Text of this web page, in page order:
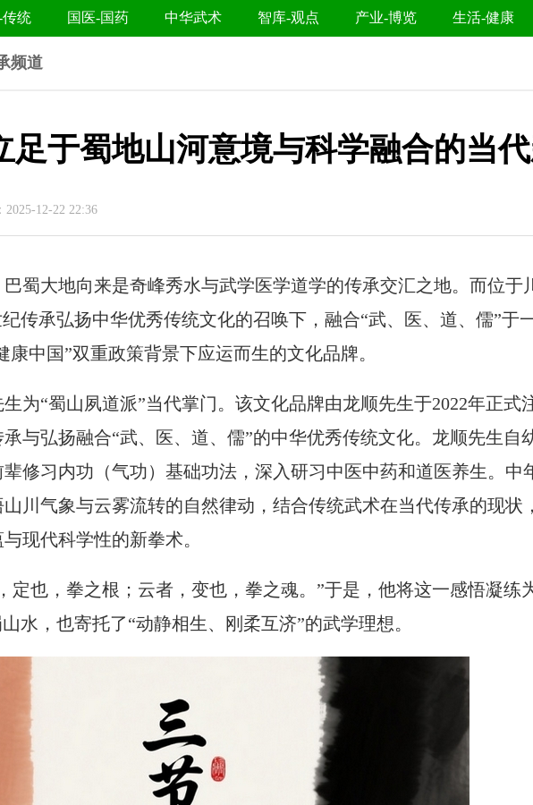
统 国医-国药 中华武术 智库-观点 产业-博览 生活-健康
频道
足于蜀地山河意境与科学融合的当
12-22 22:36
蜀大地向来是奇峰秀水与武学医学道学的传承交汇之地。而位于
传承弘扬中华优秀传统文化的召唤下，融合“武、医、道、儒”于
康中国”双重政策背景下应运而生的文化品牌。
生为“蜀山夙道派”当代掌门。该文化品牌由龙顺先生于2022年正式
与弘扬融合“武、医、道、儒”的中华优秀传统文化。龙顺先生自
修习内功（气功）基础功法，深入研习中医中药和道医养生。中
川气象与云雾流转的自然律动，结合传统武术在当代传承的现状
现代科学性的新拳术。
定也，拳之根；云者，变也，拳之魂。”于是，他将这一感悟凝练
水，也寄托了“动静相生、刚柔互济”的武学理想。